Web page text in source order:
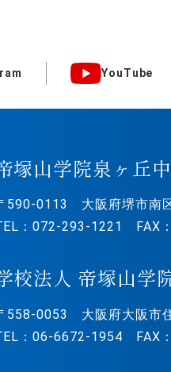
YouTube
塚山学院泉ヶ丘
590-0113 大阪府堺市南
：072-293-1221 FAX
校法人 帝塚山学
558-0053 大阪府大阪市
：06-6672-1954 FAX